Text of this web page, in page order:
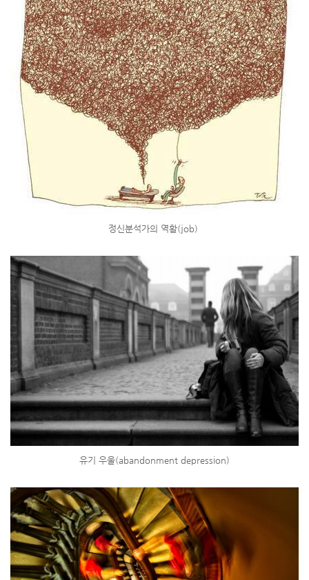
정신분석가의 역활(job)
유기 우울(abandonment depression)